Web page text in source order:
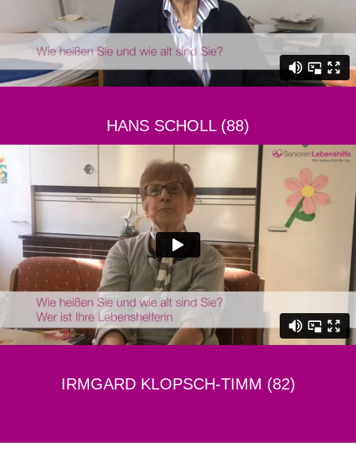
HANS SCHOLL (88)
IRMGARD KLOPSCH-TIMM (82)